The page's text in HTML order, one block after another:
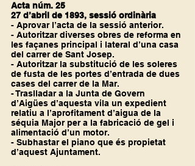
Acta núm. 25
27 d’abril de 1893, sessió ordinària
- Aprovar l’acta de la sessió anterior.
- Autoritzar diverses obres de reforma en
les façanes principal i lateral d’una casa
del carrer de Sant Josep.
- Autoritzar la substitució de les soleres
de fusta de les portes d’entrada de dues
cases del carrer de la Mar.
- Traslladar a la Junta de Govern
d’Aigües d’aquesta vila un expedient
relatiu a l’aprofitament d’aigua de la
séquia Major per a la fabricació de gel i
alimentació d’un motor.
- Subhastar el piano que és propietat
d’aquest Ajuntament.